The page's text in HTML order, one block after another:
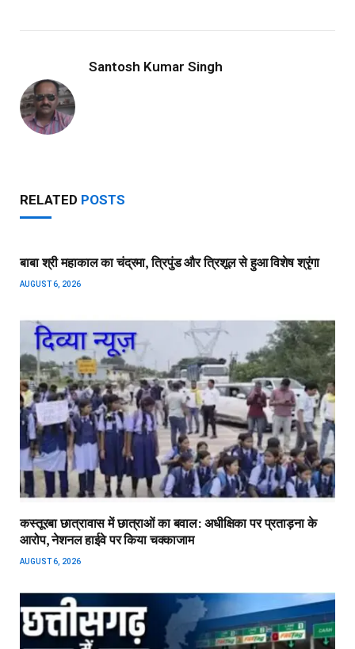
Santosh Kumar Singh
RELATED POSTS
बाबा श्री महाकाल का चंद्रमा, त्रिपुंड और त्रिशूल से हुआ विशेष श्रृंगा
AUGUST 6, 2026
कस्तूरबा छात्रावास में छात्राओं का बवाल: अधीक्षिका पर प्रताड़ना के
आरोप, नेशनल हाईवे पर किया चक्काजाम
AUGUST 6, 2026